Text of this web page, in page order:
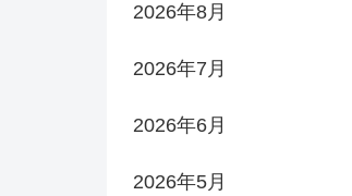
2026年8月
2026年7月
2026年6月
2026年5月